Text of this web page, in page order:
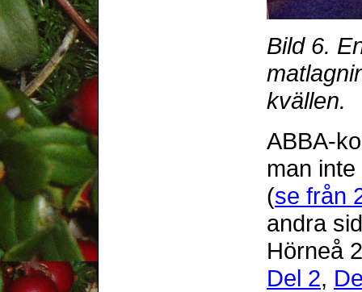
Bild 6.
kvällen.
ABBA-
man
(se från
andra
Hörneå
Del 2,